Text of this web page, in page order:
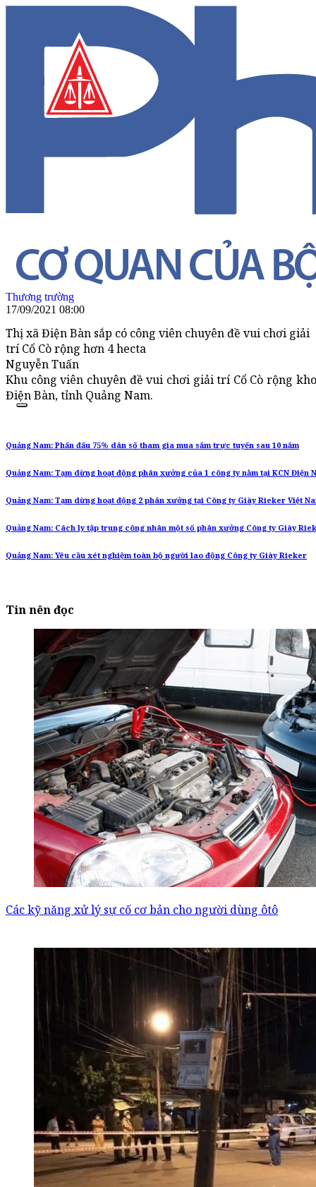
Thương trường
17/09/2021 08:00
Thị xã Điện Bàn sắp có công viên chuyên đề vui chơi giải
trí Cổ Cò rộng hơn 4 hecta
Nguyễn Tuấn
Khu công viên chuyên đề vui chơi giải trí Cổ Cò rộng
Điện Bàn, tỉnh Quảng Nam.
Quảng Nam: Phấn đấu 75% dân số tham gia mua sắm trực tuyến sau 10 năm
Quảng Nam: Tạm dừng hoạt động phân xưởng của 1 công ty nằm tại KCN Điện
Quảng Nam: Tạm dừng hoạt động 2 phân xưởng tại Công ty Giày Rieker Việt
Quảng Nam: Cách ly tập trung công nhân một số phân xưởng Công ty Giày
Quảng Nam: Yêu cầu xét nghiệm toàn bộ người lao động Công ty Giày Rieker
Tin nên đọc
Các kỹ năng xử lý sự cố cơ bản cho người dùng ôtô